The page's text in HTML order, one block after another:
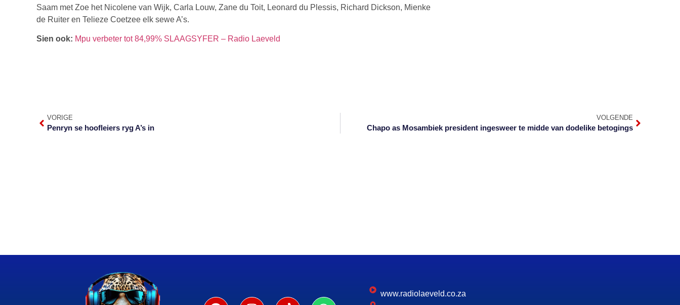
Saam met Zoe het Nicolene van Wijk, Carla Louw, Zane du Toit, Leonard du Plessis, Richard Dickson, Mienke
de Ruiter en Telieze Coetzee elk sewe A’s.
Sien ook: Mpu verbeter tot 84,99% SLAAGSYFER – Radio Laeveld
VORIGE
Penryn se hoofleiers ryg A’s in
VOLGENDE
Chapo as Mosambiek president ingesweer te midde van dodelike betogings
www.radiolaeveld.co.za